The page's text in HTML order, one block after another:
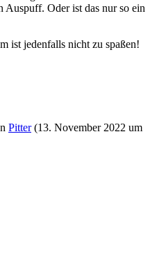
Auspuff. Oder ist das nur so ein
ist jedenfalls nicht zu spaßen!
Pitter(13. November 2022 um